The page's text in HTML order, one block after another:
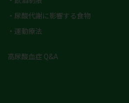
・尿酸代謝に影響する食物
・運動療法
高尿酸血症 Q&A